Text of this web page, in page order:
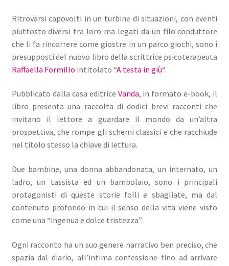
Ritrovarsi capovolti in un turbine di situazioni, con eventi
piuttosto diversi tra loro ma legati da un filo conduttore
che li fa rincorrere come giostre in un parco giochi, sono i
presupposti del nuovo libro della scrittrice psicoterapeuta
Raffaella Formillo intitolato “A testa in giù“.
Pubblicato dalla casa editrice Vanda, in formato e-book, il
libro presenta una raccolta di dodici brevi racconti che
invitano il lettore a guardare il mondo da un’altra
prospettiva, che rompe gli schemi classici e che racchiude
nel titolo stesso la chiave di lettura.
Due bambine, una donna abbandonata, un internato, un
ladro, un tassista ed un bambolaio, sono i principali
protagonisti di queste storie folli e sbagliate, ma dal
contenuto profondo in cui il senso della vita viene visto
come una “ingenua e dolce tristezza”.
Ogni racconto ha un suo genere narrativo ben preciso, che
spazia dal diario, all’intima confessione fino ad arrivare